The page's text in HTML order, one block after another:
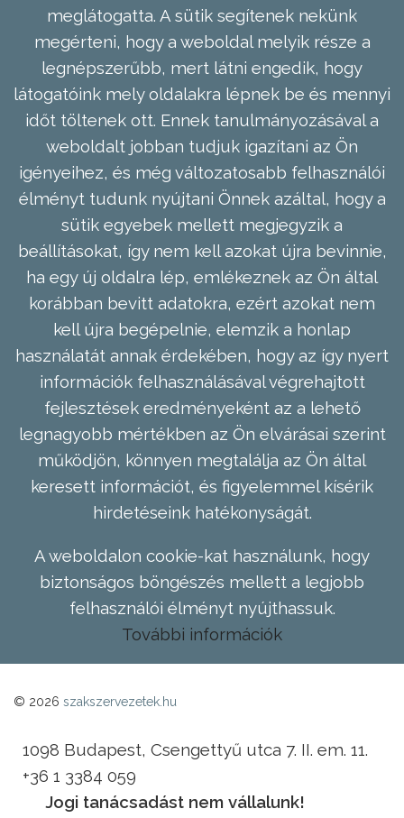
meglátogatta. A sütik segítenek nekünk
megérteni, hogy a weboldal melyik része a
legnépszerűbb, mert látni engedik, hogy
látogatóink mely oldalakra lépnek be és mennyi
időt töltenek ott. Ennek tanulmányozásával a
weboldalt jobban tudjuk igazítani az Ön
igényeihez, és még változatosabb felhasználói
élményt tudunk nyújtani Önnek azáltal, hogy a
sütik egyebek mellett megjegyzik a
beállításokat, így nem kell azokat újra bevinnie,
ha egy új oldalra lép, emlékeznek az Ön által
korábban bevitt adatokra, ezért azokat nem
kell újra begépelnie, elemzik a honlap
használatát annak érdekében, hogy az így nyert
információk felhasználásával végrehajtott
fejlesztések eredményeként az a lehető
legnagyobb mértékben az Ön elvárásai szerint
működjön, könnyen megtalálja az Ön által
keresett információt, és figyelemmel kísérik
hirdetéseink hatékonyságát.
A weboldalon cookie-kat használunk, hogy
biztonságos böngészés mellett a legjobb
felhasználói élményt nyújthassuk.
További információk
© 2026 szakszervezetek.hu
1098 Budapest, Csengettyű utca 7. II. em. 11.
+36 1 3384 059
Jogi tanácsadást nem vállalunk!